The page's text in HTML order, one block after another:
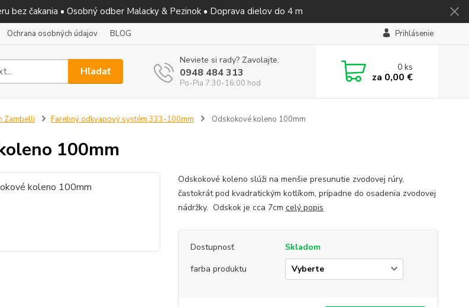
bez čakania • Osobný odber Malacky & Pezinok • Doprava dielov do 4 m
Ochrana osobných údajov BLOG Prihlásenie
Hľadať
Neviete si rady? Zavolajte.
0948 484 313
Po-Pia 7:30-16:00 hod
0ks
za 0,00 €
Zambelli Farebný odkvapový systém 333-100mm Odskokové koleno 100mm
100mm
Odskokové koleno slúži na menšie presunutie zvodovej rúry,
častokrát pod kvadratickým kotlíkom, prípadne do osadenia zvodovej
nádržky. Odskok je cca 7cm celý popis
Dostupnosť
Skladom
farba produktu